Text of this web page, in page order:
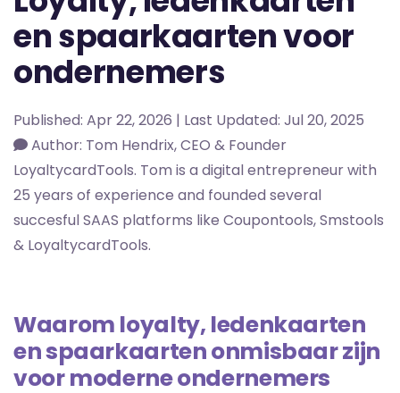
en spaarkaarten voor
ondernemers
Published: Apr 22, 2026 | Last Updated: Jul 20, 2025
Author: Tom Hendrix, CEO & Founder
LoyaltycardTools. Tom is a digital entrepreneur with
25 years of experience and founded several
succesful SAAS platforms like Coupontools, Smstools
& LoyaltycardTools.
Waarom loyalty, ledenkaarten
en spaarkaarten onmisbaar zijn
voor moderne ondernemers